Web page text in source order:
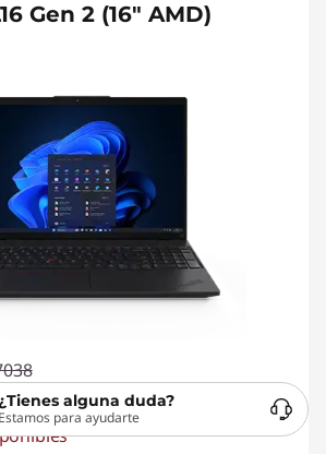
Gen 2 (16" AMD)
descuento IGV inc.
:-S/. 1638
¿Tienes alguna duda?
Estamos para ayudarte